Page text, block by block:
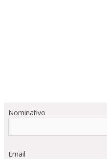
Nominativo
Email